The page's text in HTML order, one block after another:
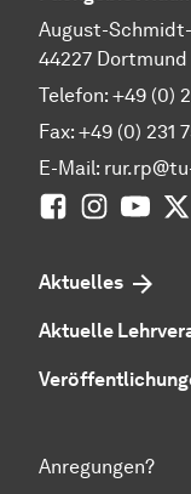
August-
44227 Dortmund
Telefon: +49 (0)
Fax: +49 (0) 231
E-Mail:
FacebookInstagram
Aktuelles
Aktuelle
Anregungen?